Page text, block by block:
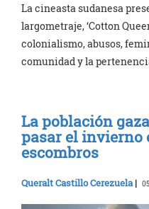
La cineasta sudanesa
largometraje, ‘Cotton
colonialismo, abusos,
comunidad y la
La población
pasar el invierno
escombros
Queralt Castillo Cerezuela |